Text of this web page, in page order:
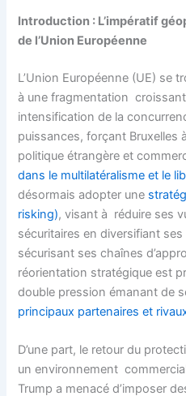
Introduction : L’impératif
de l’Union Européenne
L’Union Européenne (UE) se
à une fragmentation
intensification de la
puissances, forçant Bruxelles
politique étrangère et
dans le multilatéralisme et le
désormais adopter une
risking), visant à réduire ses
sécuritaires en diversifiant
sécurisant ses chaînes
réorientation stratégique est
double pression émanant de
principaux partenaires et
D’une part, le retour du
un environnement
Trump a menacé d’imposer